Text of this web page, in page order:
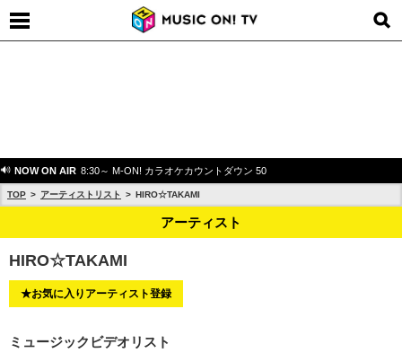
NOW ON AIR 8:30～ M-ON! カラオケカウントダウン 50
TOP アーティストリスト HIRO☆TAKAMI
アーティスト
HIRO☆TAKAMI
★お気に入りアーティスト登録
ミュージックビデオリスト